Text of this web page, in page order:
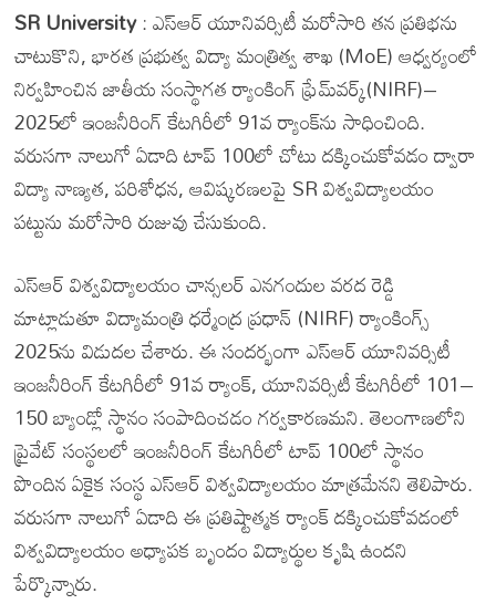
SR University: ఎస్ఆర్ యూనివర్సిటీ మరోసారి తన ప్రతిభను
చాటుకొని, భారత ప్రభుత్వ విద్యా మంత్రిత్వ శాఖ (MoE) ఆధ్వర్యంలో
నిర్వహించిన జాతీయ సంస్థాగత ర్యాంకింగ్ ఫ్రేమ్‌వర్క్(NIRF)–
2025లో ఇంజనీరింగ్ కేటగిరీలో 91వ ర్యాంక్‌ను సాధించింది.
వరుసగా నాలుగో ఏడాది టాప్ 100లో చోటు దక్కించుకోవడం ద్వారా
విద్యా నాణ్యత, పరిశోధన, ఆవిష్కరణలపై SR విశ్వవిద్యాలయం
పట్టును మరోసారి రుజువు చేసుకుంది.
ఎస్ఆర్ విశ్వవిద్యాలయం చాన్సలర్ ఎనగందుల వరద రెడ్డి
మాట్లాడుతూ విద్యామంత్రి ధర్మేంద్ర ప్రధాన్ (NIRF) ర్యాంకింగ్స్
2025ను విడుదల చేశారు. ఈ సందర్భంగా ఎస్ఆర్ యూనివర్సిటీ
ఇంజనీరింగ్ కేటగిరీలో 91వ ర్యాంక్, యూనివర్సిటీ కేటగిరీలో 101–
150 బ్యాండ్లో స్థానం సంపాదించడం గర్వకారణమని. తెలంగాణలోని
ప్రైవేట్ సంస్థలలో ఇంజనీరింగ్ కేటగిరీలో టాప్ 100లో స్థానం
పొందిన ఏకైక సంస్థ ఎస్ఆర్ విశ్వవిద్యాలయం మాత్రమేనని తెలిపారు.
వరుసగా నాలుగో ఏడాది ఈ ప్రతిష్టాత్మక ర్యాంక్ దక్కించుకోవడంలో
విశ్వవిద్యాలయం అధ్యాపక బృందం విద్యార్థుల కృషి ఉందని
పేర్కొన్నారు.